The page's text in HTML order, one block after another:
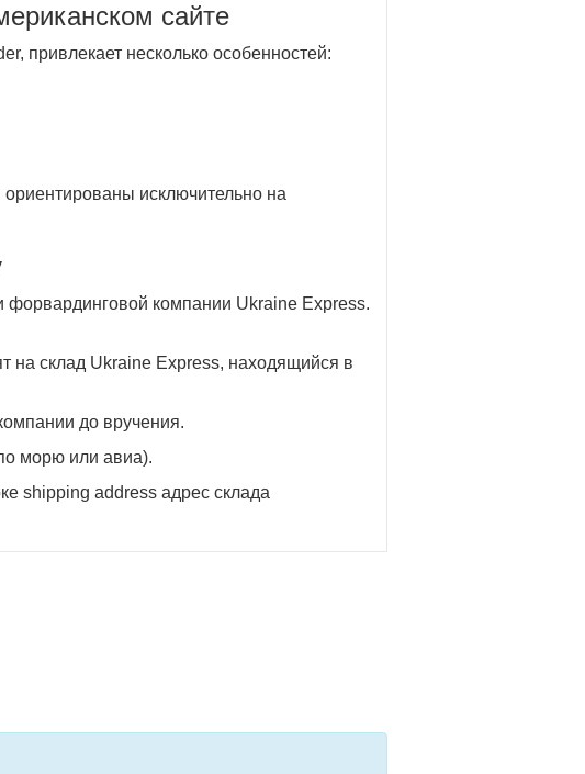
сайте
, привлекает несколько особенностей:
ориентированы исключительно на
форвардинговой компании Ukraine Express.
на склад Ukraine Express, находящийся в
до вручения.
морю или авиа).
shipping address адрес склада